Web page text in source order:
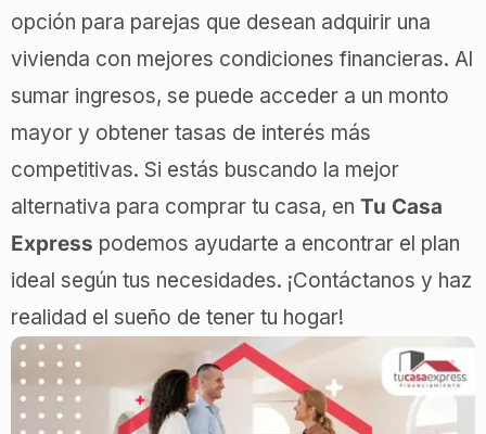
opción para parejas que desean adquirir una
vivienda con mejores condiciones financieras. Al
sumar ingresos, se puede acceder a un monto
mayor y obtener tasas de interés más
competitivas. Si estás buscando la mejor
alternativa para comprar tu casa, en Tu Casa
Express podemos ayudarte a encontrar el plan
ideal según tus necesidades. ¡Contáctanos y haz
realidad el sueño de tener tu hogar!